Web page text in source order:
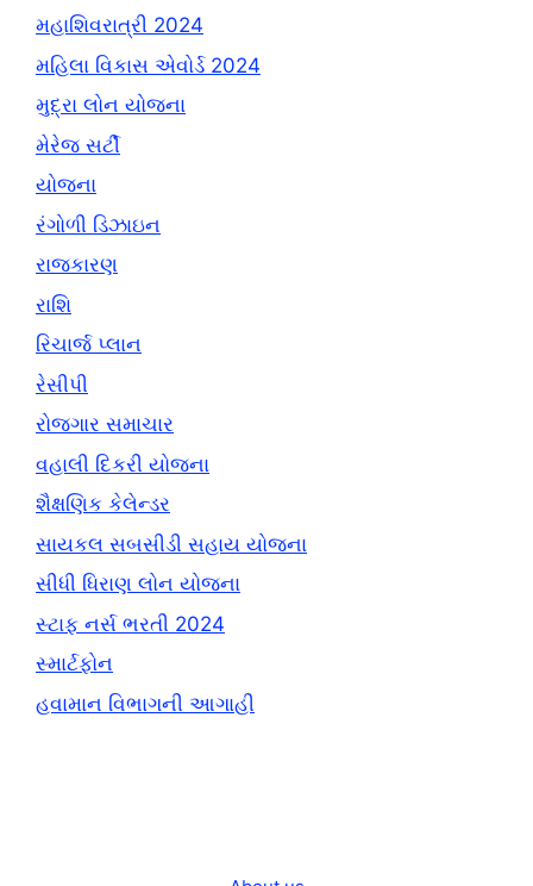
મહાશિવરાત્રી 2024
મહિલા વિકાસ એવોર્ડ 2024
મુદ્રા લોન યોજના
મેરેજ સર્ટી
યોજના
રંગોળી ડિઝાઇન
રાજકારણ
રાશિ
રિચાર્જ પ્લાન
રેસીપી
રોજગાર સમાચાર
વહાલી દિકરી યોજના
શૈક્ષણિક કેલેન્ડર
સાયકલ સબસીડી સહાય યોજના
સીધી ધિરાણ લોન યોજના
સ્ટાફ નર્સ ભરતી 2024
સ્માર્ટફોન
હવામાન વિભાગની આગાહી